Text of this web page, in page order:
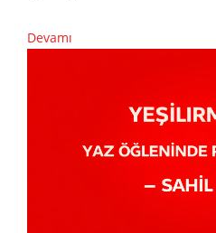
Devamı